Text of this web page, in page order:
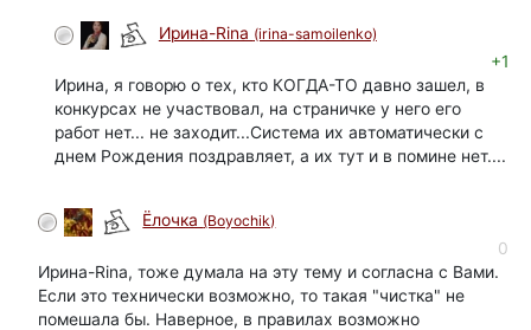
Ирина-Rina (irina-samoilenko)
+1
Ирина, я говорю о тех, кто КОГДА-ТО давно зашел, в
конкурсах не участвовал, на страничке у него его
работ нет... не заходит...Система их автоматически с
днем Рождения поздравляет, а их тут и в помине нет....
Ёлочка (Boyochik)
0
Ирина-Rina, тоже думала на эту тему и согласна с Вами.
Если это технически возможно, то такая "чистка" не
помешала бы. Наверное, в правилах возможно